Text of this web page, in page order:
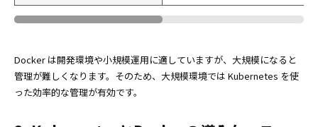
Docker は開発環境や小規模運用に適していますが、大規模になると
管理が難しくなります。そのため、大規模環境では Kubernetes を使
った効率的な管理が有効です。